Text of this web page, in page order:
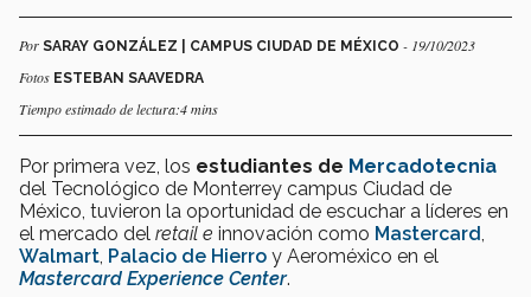
Por SARAY GONZÁLEZ | CAMPUS CIUDAD DE MÉXICO - 19/10/2023
Fotos ESTEBAN SAAVEDRA
Tiempo estimado de lectura:4 mins
Por primera vez, los estudiantes de Mercadotecnia
del Tecnológico de Monterrey campus Ciudad de
México, tuvieron la oportunidad de escuchar a líderes en
el mercado del retail e innovación como Mastercard
Walmart Palacio de Hierro y Aeroméxico en el
Mastercard Experience Center.